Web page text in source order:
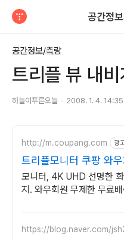
공간정
공간정보/측량
트리플 뷰 내
하늘이푸른오늘 2008. 1. 4. 14:35
http://m.coupang.com 광
트리플모니터 쿠팡 와
적립
모니터, 4K UHD 선명한
지. 와우회원 무제한 무료
https://blog.naver.com/